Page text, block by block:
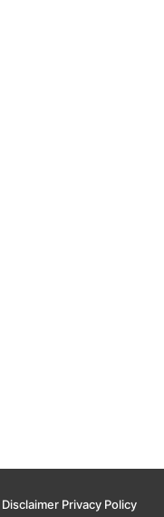
Disclaimer Privacy Policy